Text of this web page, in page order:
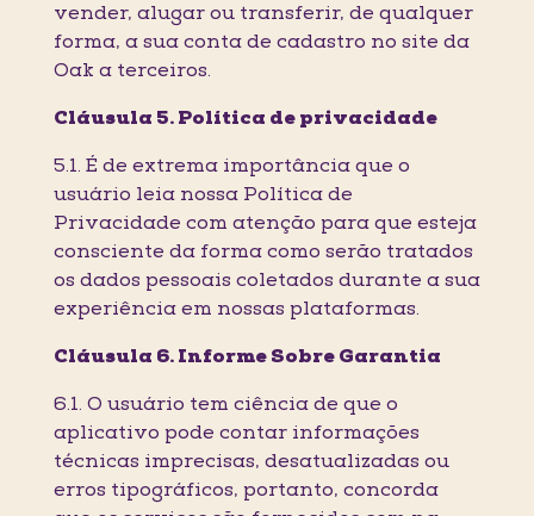
vender, alugar ou transferir, de qualquer
forma, a sua conta de cadastro no site da
Oak a terceiros.
Cláusula 5. Política de privacidade
5.1. É de extrema importância que o
usuário leia nossa Política de
Privacidade com atenção para que esteja
consciente da forma como serão tratados
os dados pessoais coletados durante a sua
experiência em nossas plataformas.
Cláusula 6. Informe Sobre Garantia
6.1. O usuário tem ciência de que o
aplicativo pode contar informações
técnicas imprecisas, desatualizadas ou
erros tipográficos, portanto, concorda